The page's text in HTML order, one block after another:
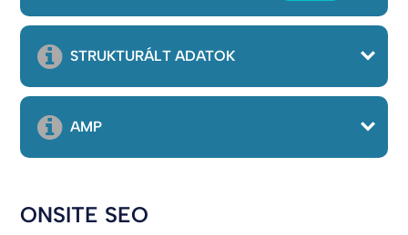
STRUKTURÁLT ADATOK
AMP
ONSITE SEO